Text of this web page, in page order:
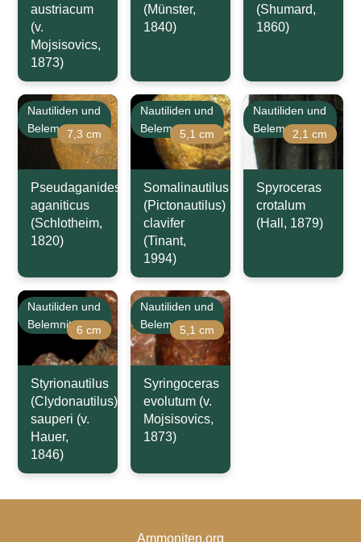
austriacum
(v.
Mojsisovics,
1873)
(Münster,
1840)
(Shumard,
1860)
Nautiliden und
Belemniten7,3 cm
Pseudaganides
aganiticus
(Schlotheim,
1820)
Nautiliden und
Belemniten5,1 cm
Somalinautilus
(Pictonautilus)
clavifer
(Tinant,
1994)
Nautiliden und
Belemniten2,1 cm
Spyroceras
crotalum
(Hall, 1879)
Nautiliden und
Belemniten6 cm
Styrionautilus
(Clydonautilus)
sauperi (v.
Hauer,
1846)
Nautiliden und
Belemniten5,1 cm
Syringoceras
evolutum (v.
Mojsisovics,
1873)
Ammoniten.org